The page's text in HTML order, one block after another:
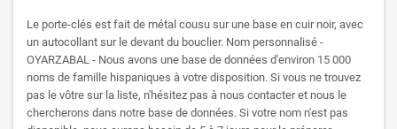
Le porte-clés est fait de métal cousu sur une base en cuir noir, avec
un autocollant sur le devant du bouclier. Nom personnalisé -
OYARZABAL - Nous avons une base de données d'environ 15 000
noms de famille hispaniques à votre disposition. Si vous ne trouvez
pas le vôtre sur la liste, n'hésitez pas à nous contacter et nous le
chercherons dans notre base de données. Si votre nom n'est pas